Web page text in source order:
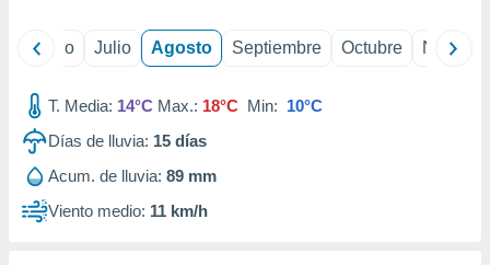
Junio Julio Agosto Septiembre Octubre
T. Media: 14°C Max.: 18°C Min: 10°C
Días de lluvia: 15 días
Acum. de lluvia: 89 mm
Viento medio: 11 km/h